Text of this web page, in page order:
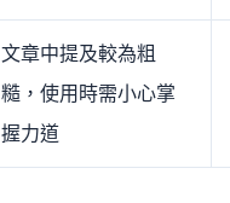
文章中提及較為粗
糙，使用時需小心掌
握力道